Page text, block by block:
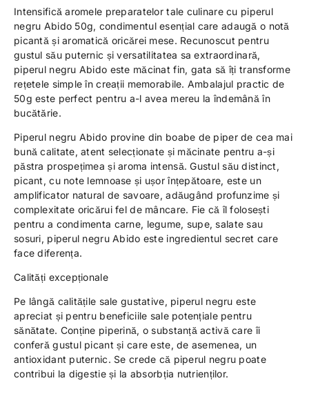
Intensifică aromele preparatelor tale culinare cu piperul
negru Abido 50g, condimentul esențial care adaugă o notă
picantă și aromatică oricărei mese. Recunoscut pentru
gustul său puternic și versatilitatea sa extraordinară,
piperul negru Abido este măcinat fin, gata să îți transforme
rețetele simple în creații memorabile. Ambalajul practic de
50g este perfect pentru a-l avea mereu la îndemână în
bucătărie.
Piperul negru Abido provine din boabe de piper de cea mai
bună calitate, atent selecționate și măcinate pentru a-și
păstra prospețimea și aroma intensă. Gustul său distinct,
picant, cu note lemnoase și ușor înțepătoare, este un
amplificator natural de savoare, adăugând profunzime și
complexitate oricărui fel de mâncare. Fie că îl folosești
pentru a condimenta carne, legume, supe, salate sau
sosuri, piperul negru Abido este ingredientul secret care
face diferența.
Calități excepționale
Pe lângă calitățile sale gustative, piperul negru este
apreciat și pentru beneficiile sale potențiale pentru
sănătate. Conține piperină, o substanță activă care îi
conferă gustul picant și care este, de asemenea, un
antioxidant puternic. Se crede că piperul negru poate
contribui la digestie și la absorbția nutrienților.